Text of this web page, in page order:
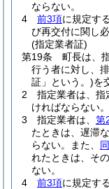
ならない。
4
前3項に規定す
び再交付に関し
(指定業者証)
第19条
町長は、
行う者に対し、
証」という。)を
2
指定業者は、指
ければならない。
3
指定業者は、 第
たときは、遅滞
らない。
また、
れたときは、そ
ない。
4
前3項に規定す